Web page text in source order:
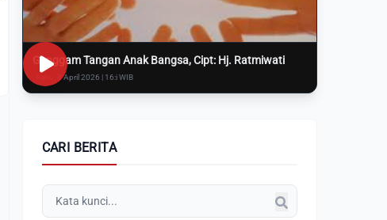
Genggam Tangan Anak Bangsa, Cipt: Hj. Ratmiwati
Rabu, 8 April 2026 | 16:i WIB
CARI BERITA